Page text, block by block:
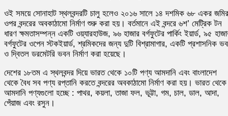
ওই সময়ে সোনাহাট স্থলবন্দরটি চালু হলেও ২০১৬ সালে ১৪ দশমিক ৬৮ একর জমির
ওপর বন্দরের অবকাঠামো নির্মাণ শুরু করা হয়। বর্তমানে এই বন্দরে ৬শ’ মেট্রিক টন
ধারণ ক্ষমতাসম্পন্ন একটি ওয়্যারহাউজ, ৯৬ হাজার বর্গফুটের পার্কিং ইয়ার্ড, ৯৫
বর্গফুটের ওপেন স্টকইয়ার্ড, শ্রমিকদের জন্য দুটি বিশ্রামাগার, একটি প্রশাসনিক
ও দ্বিতল ডরমেটরি ভবন নির্মাণ করা হয়েছে।
দেশের ১৮তম এ স্থলবন্দর দিয়ে ভারত থেকে ১০টি পণ্য আমদানি এবং বাংলাদেশ
থেকে বৈধ সব পণ্য রপ্তানি করতে বন্দরের অবকাঠামো নির্মাণ করা হয়। ভারত থেকে
আমদানি পণ্যগুলো হচ্ছে : পাথর, কয়লা, তাজা ফল, ভূট্টা, গম, চাল, ডাল, আদা,
পেঁয়াজ এবং রসুন।